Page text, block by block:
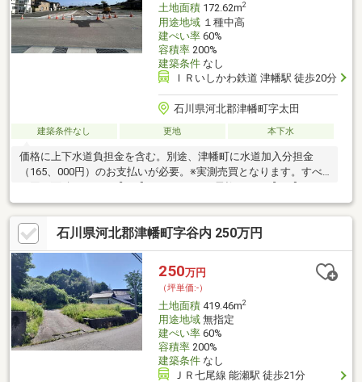
土地面積172.62m2
用途地域１種中高
建ぺい率60%
容積率200%
建築条件なし
ＩＲいしかわ鉄道 津幡駅 徒歩20分
石川県河北郡津幡町字太田
建築条件なし 更地 本下水
価格に上下水道負担金を含む。別途、津幡町に水道加入分担金
（165、000円）のお支払いが必要。※実測売買となります。すべ
て同じ面積172.62㎡【A-1】1、266万円（電柱あり）【A-2】1、
240万円【A-3】1、162万円（電柱あり）【A-4】1、240万円（電
柱・ゴミ置場あり）【A-5】1、240万円【A-6】1、162万円
石川県河北郡津幡町字谷内 250万円
250万円
（坪単価:-）
土地面積419.46m2
用途地域無指定
建ぺい率60%
容積率200%
建築条件なし
ＪＲ七尾線 能瀬駅 徒歩21分